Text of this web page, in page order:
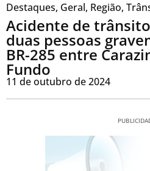
Destaques, Geral, Região,
Acidente de
duas pessoas
BR-285 entre
Fundo
11 de outubro de 2024